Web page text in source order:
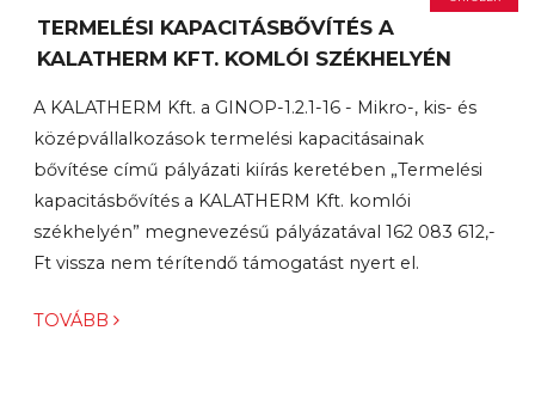
TERMELÉSI KAPACITÁSBŐVÍTÉS A
KALATHERM KFT. KOMLÓI SZÉKHELYÉN
A KALATHERM Kft. a GINOP-1.2.1-16 - Mikro-, kis- és
középvállalkozások termelési kapacitásainak
bővítése című pályázati kiírás keretében „Termelési
kapacitásbővítés a KALATHERM Kft. komlói
székhelyén” megnevezésű pályázatával 162 083 612,-
Ft vissza nem térítendő támogatást nyert el.
TOVÁBB